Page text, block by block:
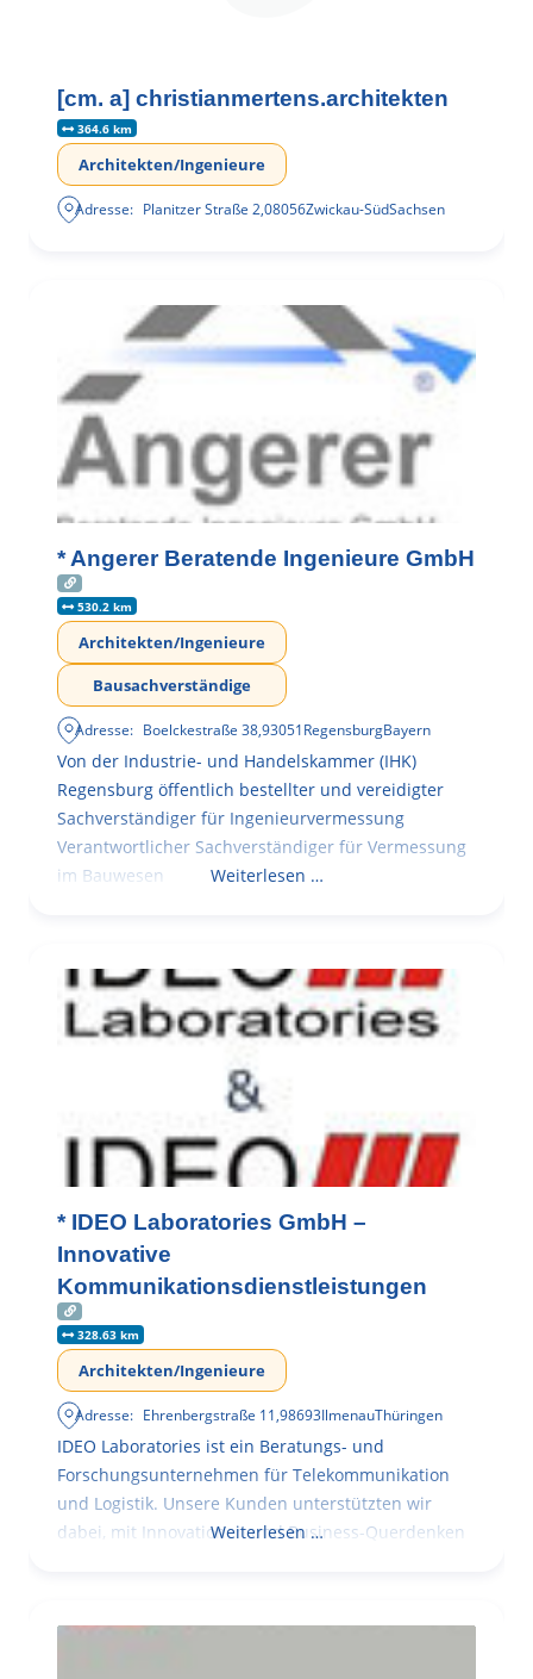
[cm. a] christianmertens.architekten
364.6 km
Architekten/Ingenieure
Adresse: Planitzer Straße 2,08056Zwickau-SüdSachsen
* Angerer Beratende Ingenieure GmbH
530.2 km
Architekten/Ingenieure
Bausachverständige
Adresse: Boelckestraße 38,93051RegensburgBayern
Von der Industrie- und Handelskammer (IHK)
Regensburg öffentlich bestellter und vereidigter
Sachverständiger für Ingenieurvermessung
Verantwortlicher Sachverständiger für Vermessung
im Bauwesen
Weiterlesen …
* IDEO Laboratories GmbH –
Innovative
Kommunikationsdienstleistungen
328.63 km
Architekten/Ingenieure
Adresse: Ehrenbergstraße 11,98693IlmenauThüringen
IDEO Laboratories ist ein Beratungs- und
Forschungsunternehmen für Telekommunikation
und Logistik. Unsere Kunden unterstützten wir
dabei, mit Innovationen und Business-Querdenken
Weiterlesen …